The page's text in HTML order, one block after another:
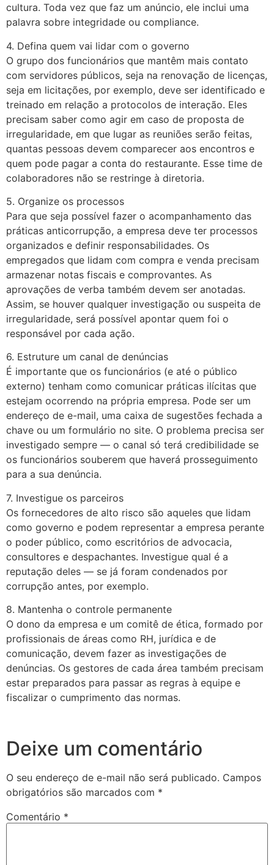
cultura. Toda vez que faz um anúncio, ele inclui uma
palavra sobre integridade ou compliance.
4. Defina quem vai lidar com o governo
O grupo dos funcionários que mantêm mais contato
com servidores públicos, seja na renovação de licenças,
seja em licitações, por exemplo, deve ser identificado e
treinado em relação a protocolos de interação. Eles
precisam saber como agir em caso de proposta de
irregularidade, em que lugar as reuniões serão feitas,
quantas pessoas devem comparecer aos encontros e
quem pode pagar a conta do restaurante. Esse time de
colaboradores não se restringe à diretoria.
5. Organize os processos
Para que seja possível fazer o acompanhamento das
práticas anticorrupção, a empresa deve ter processos
organizados e definir responsabilidades. Os
empregados que lidam com compra e venda precisam
armazenar notas fiscais e comprovantes. As
aprovações de verba também devem ser anotadas.
Assim, se houver qualquer investigação ou suspeita de
irregularidade, será possível apontar quem foi o
responsável por cada ação.
6. Estruture um canal de denúncias
É importante que os funcionários (e até o público
externo) tenham como comunicar práticas ilícitas que
estejam ocorrendo na própria empresa. Pode ser um
endereço de e-mail, uma caixa de sugestões fechada a
chave ou um formulário no site. O problema precisa ser
investigado sempre — o canal só terá credibilidade se
os funcionários souberem que haverá prosseguimento
para a sua denúncia.
7. Investigue os parceiros
Os fornecedores de alto risco são aqueles que lidam
como governo e podem representar a empresa perante
o poder público, como escritórios de advocacia,
consultores e despachantes. Investigue qual é a
reputação deles — se já foram condenados por
corrupção antes, por exemplo.
8. Mantenha o controle permanente
O dono da empresa e um comitê de ética, formado por
profissionais de áreas como RH, jurídica e de
comunicação, devem fazer as investigações de
denúncias. Os gestores de cada área também precisam
estar preparados para passar as regras à equipe e
fiscalizar o cumprimento das normas.
Deixe um comentário
O seu endereço de e-mail não será publicado. Campos
obrigatórios são marcados com *
Comentário *